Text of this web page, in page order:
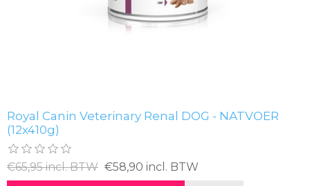
Royal Canin Veterinary Renal DOG - NATVOER
(12x410g)
€65,95 incl. BTW €58,90 incl. BTW